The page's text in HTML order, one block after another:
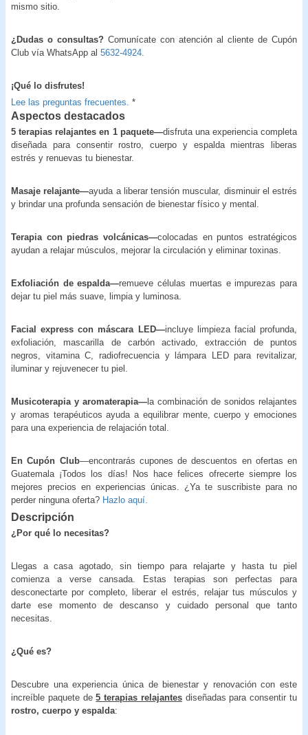
mismo sitio.
¿Dudas o consultas? Comunícate con atención al cliente de Cupón
Club vía WhatsApp al 5632-4924.
¡Qué lo disfrutes!
Lee las preguntas frecuentes. *
Aspectos destacados
5 terapias relajantes en 1 paquete—disfruta una experiencia completa
diseñada para consentir rostro, cuerpo y espalda mientras liberas
estrés y renuevas tu bienestar.
Masaje relajante—ayuda a liberar tensión muscular, disminuir el estrés
y brindar una profunda sensación de bienestar físico y mental.
Terapia con piedras volcánicas—colocadas en puntos estratégicos
ayudan a relajar músculos, mejorar la circulación y eliminar toxinas.
Exfoliación de espalda—remueve células muertas e impurezas para
dejar tu piel más suave, limpia y luminosa.
Facial express con máscara LED—incluye limpieza facial profunda,
exfoliación, mascarilla de carbón activado, extracción de puntos
negros, vitamina C, radiofrecuencia y lámpara LED para revitalizar,
iluminar y rejuvenecer tu piel.
Musicoterapia y aromaterapia— la combinación de sonidos relajantes
y aromas terapéuticos ayuda a equilibrar mente, cuerpo y emociones
para una experiencia de relajación total.
En Cupón Club—encontrarás cupones de descuentos en ofertas en
Guatemala ¡Todos los días! Nos hace felices ofrecerte siempre los
mejores precios en experiencias únicas. ¿Ya te suscribiste para no
perder ninguna oferta? Hazlo aquí.
Descripción
¿Por qué lo necesitas?
Llegas a casa agotado, sin tiempo para relajarte y hasta tu piel
comienza a verse cansada. Estas terapias son perfectas para
desconectarte por completo, liberar el estrés, relajar tus músculos y
darte ese momento de descanso y cuidado personal que tanto
necesitas.
¿Qué es?
Descubre una experiencia única de bienestar y renovación con este
increíble paquete de5 terapias relajantesdiseñadas para consentir tu
rostro, cuerpo y espalda: